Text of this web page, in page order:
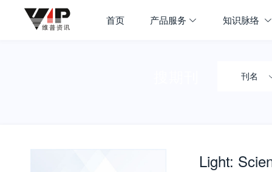
首页 产品服务 知识脉络
刊名
Light: